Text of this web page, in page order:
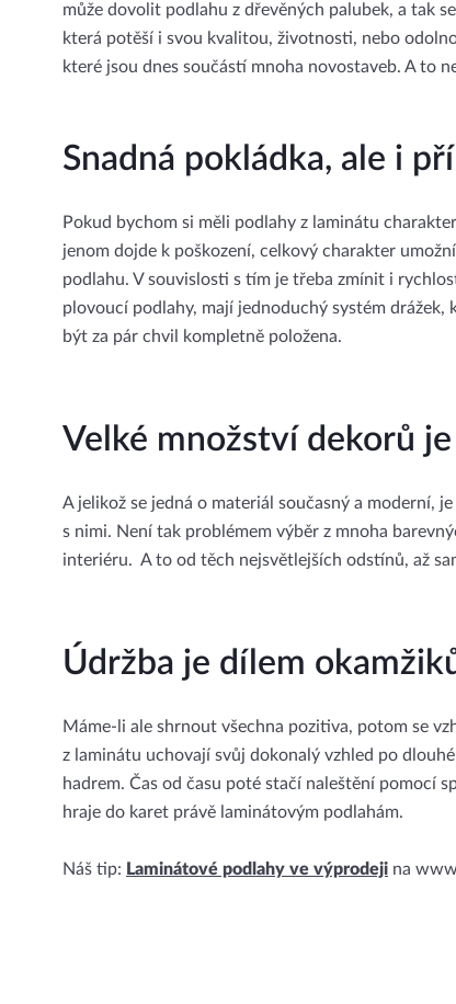
může dovolit podlahu z dřevěných palubek, a tak
která potěší i svou kvalitou, životnosti, nebo
které jsou dnes součástí mnoha novostaveb. A to
Snadná pokládka, ale i
Pokud bychom si měli podlahy z laminátu
jenom dojde k poškození, celkový charakter
podlahu. V souvislosti s tím je třeba zmínit i
plovoucí podlahy, mají jednoduchý systém drážek,
být za pár chvil kompletně položena.
Velké množství dekorů
A jelikož se jedná o materiál současný a moderní,
s nimi. Není tak problémem výběr z mnoha
interiéru. A to od těch nejsvětlejších odstínů, až
Údržba je dílem
Máme-li ale shrnout všechna pozitiva, potom se
z laminátu uchovají svůj dokonalý vzhled po
hadrem. Čas od času poté stačí naleštění pomocí
hraje do karet právě laminátovým podlahám.
Náš tip: Laminátové podlahy ve výprodeji na